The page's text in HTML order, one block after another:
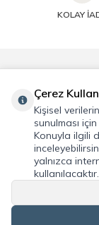
KOLAY
Hızlı Erişim
Çerez
Kişisel
sunulması
Konuyla ilgili
yalnızca
kullanılacaktır.